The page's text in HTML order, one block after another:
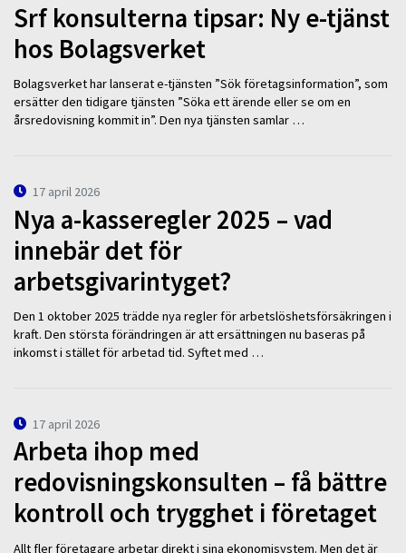
Srf konsulterna tipsar: Ny e-tjänst
hos Bolagsverket
Bolagsverket har lanserat e-tjänsten ”Sök företagsinformation”, som
ersätter den tidigare tjänsten ”Söka ett ärende eller se om en
årsredovisning kommit in”. Den nya tjänsten samlar …
17 april 2026
Nya a-kasseregler 2025 – vad
innebär det för
arbetsgivarintyget?
Den 1 oktober 2025 trädde nya regler för arbetslöshetsförsäkringen i
kraft. Den största förändringen är att ersättningen nu baseras på
inkomst i stället för arbetad tid. Syftet med …
17 april 2026
Arbeta ihop med
redovisningskonsulten – få bättre
kontroll och trygghet i företaget
Allt fler företagare arbetar direkt i sina ekonomisystem. Men det är